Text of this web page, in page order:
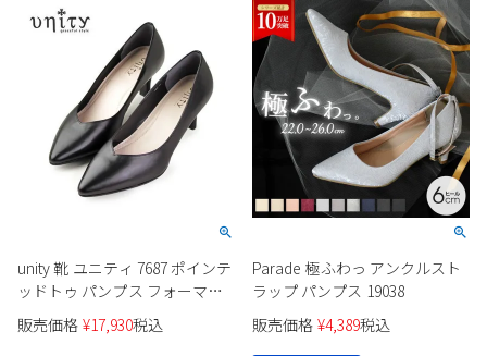
unity 靴 ユニティ 7687 ポインテ
ッドトゥ パンプス フォーマル
ビジネス 黒パンプス ブラック
販売価格 ¥17,930税込
Parade 極ふわっ アンクルスト
ラップ パンプス 19038
販売価格 ¥4,389税込